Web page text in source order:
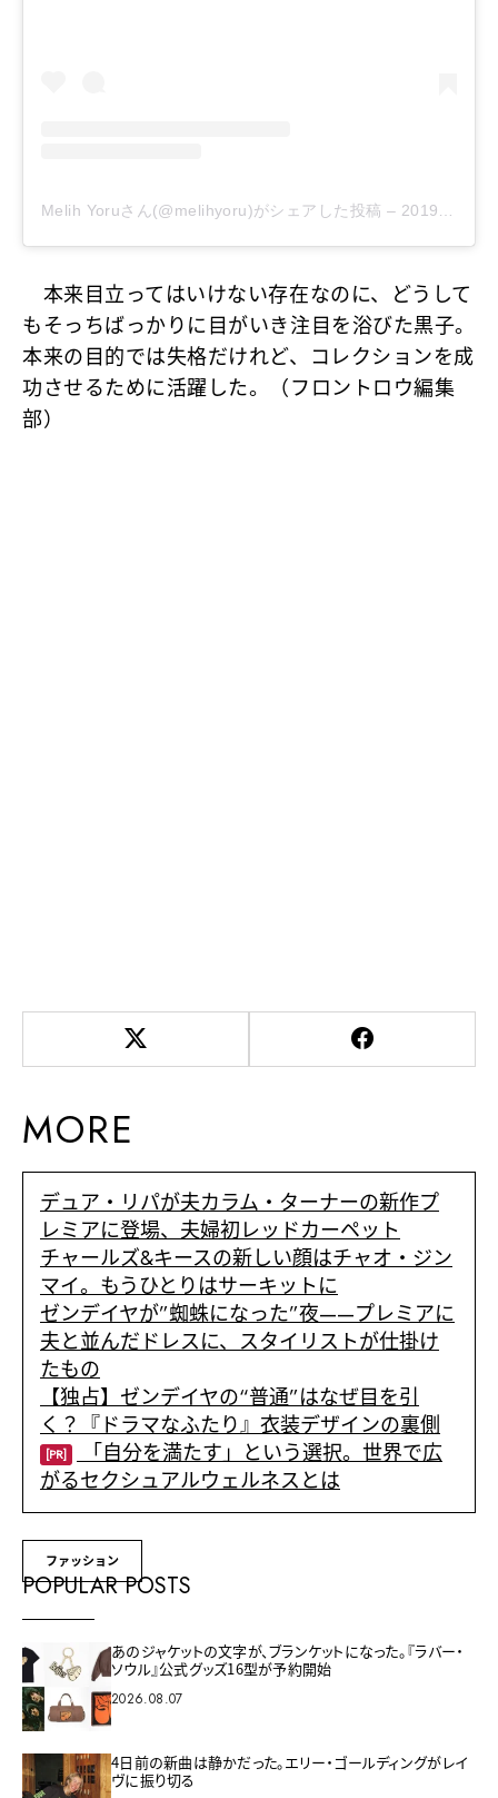
Melih Yoruさん(@melihyoru)がシェアした投稿 – 2019年 2月月18日午前8時37分PST
本来目立ってはいけない存在なのに、どうして
もそっちばっかりに目がいき注目を浴びた黒子。
本来の目的では失格だけれど、コレクションを成
功させるために活躍した。（フロントロウ編集
部）
MORE
デュア・リパが夫カラム・ターナーの新作プ
レミアに登場、夫婦初レッドカーペット
チャールズ&キースの新しい顔はチャオ・ジン
マイ。もうひとりはサーキットに
ゼンデイヤが”蜘蛛になった”夜——プレミアに
夫と並んだドレスに、スタイリストが仕掛け
たもの
【独占】ゼンデイヤの“普通”はなぜ目を引
く？『ドラマなふたり』衣装デザインの裏側
[PR]
「自分を満たす」という選択。世界で広
がるセクシュアルウェルネスとは
ファッション
POPULAR POSTS
あのジャケットの文字が、ブランケットになった。『ラバー・
ソウル』公式グッズ16型が予約開始
2026.08.07
4日前の新曲は静かだった。エリー・ゴールディングがレイ
ヴに振り切る